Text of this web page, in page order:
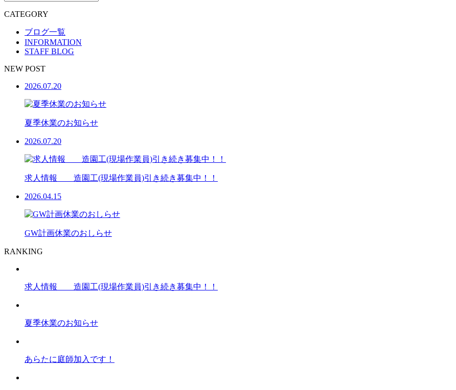
CATEGORY
ブログ一覧
INFORMATION
STAFF BLOG
NEW POST
2026.07.20
夏季休業のお知らせ
2026.07.20
求人情報 造園工(現場作業員)引き続き募集中！！
2026.04.15
GW計画休業のおしらせ
RANKING
求人情報 造園工(現場作業員)引き続き募集中！！
夏季休業のお知らせ
あらたに庭師加入です！